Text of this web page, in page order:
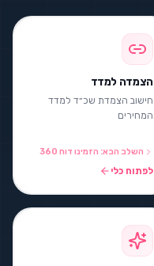
הצמדה למדד
חישוב הצמדת שכ״ד למדד
המחירים
השלב הבא: הזמינו דוח 360
לפתוח כלי